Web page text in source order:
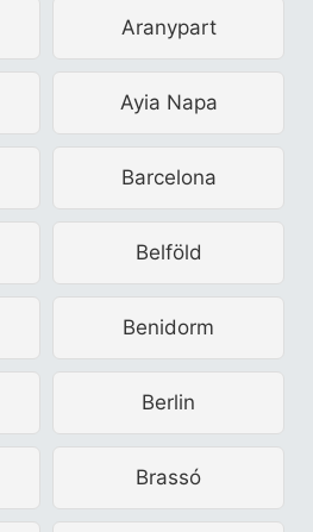
Aranypart
Ayia Napa
Barcelona
Belföld
Benidorm
Berlin
Brassó